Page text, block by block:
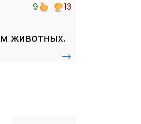
9 13
животных.
→